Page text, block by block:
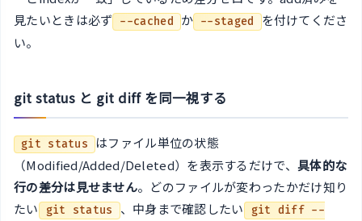
見たいときは必ず --cached か --staged
を付けてくださ
い。
git status と git diff を同一視する
git status
はファイル単位の状態
（Modified/Added/Deleted）を表示するだけで、 具体的な
行の差分は見せません。どのファイルが変わったかだけ知り
たい
git status 、中身まで確認したい
git diff --